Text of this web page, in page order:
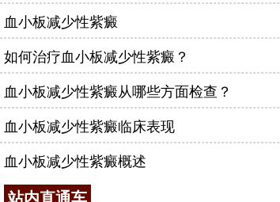
血小板减少性紫癜
如何治疗血小板减少性紫癜？
血小板减少性紫癜从哪些方面检查？
血小板减少性紫癜临床表现
血小板减少性紫癜概述
站内直通车